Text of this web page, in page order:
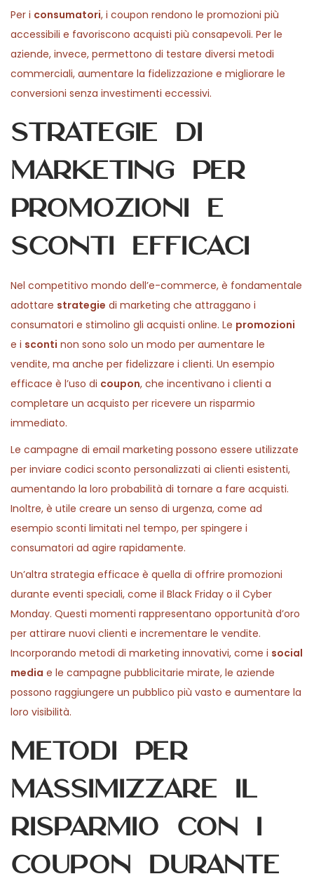
Per i consumatori, i coupon rendono le promozioni più
accessibili e favoriscono acquisti più consapevoli. Per le
aziende, invece, permettono di testare diversi metodi
commerciali, aumentare la fidelizzazione e migliorare le
conversioni senza investimenti eccessivi.
Strategie di
marketing per
promozioni e
sconti efficaci
Nel competitivo mondo dell’e-commerce, è fondamentale
adottare strategie di marketing che attraggano i
consumatori e stimolino gli acquisti online. Le promozioni
e i sconti non sono solo un modo per aumentare le
vendite, ma anche per fidelizzare i clienti. Un esempio
efficace è l’uso di coupon, che incentivano i clienti a
completare un acquisto per ricevere un risparmio
immediato.
Le campagne di email marketing possono essere utilizzate
per inviare codici sconto personalizzati ai clienti esistenti,
aumentando la loro probabilità di tornare a fare acquisti.
Inoltre, è utile creare un senso di urgenza, come ad
esempio sconti limitati nel tempo, per spingere i
consumatori ad agire rapidamente.
Un’altra strategia efficace è quella di offrire promozioni
durante eventi speciali, come il Black Friday o il Cyber
Monday. Questi momenti rappresentano opportunità d’oro
per attirare nuovi clienti e incrementare le vendite.
Incorporando metodi di marketing innovativi, come i social
media e le campagne pubblicitarie mirate, le aziende
possono raggiungere un pubblico più vasto e aumentare la
loro visibilità.
Metodi per
massimizzare il
risparmio con i
coupon durante